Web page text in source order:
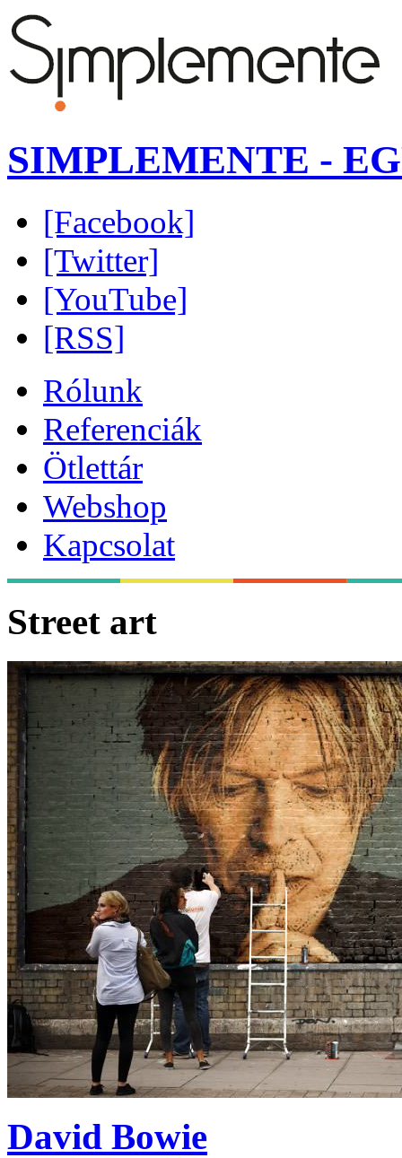
SIMPLEMENTE -
[Facebook]
[Twitter]
[YouTube]
[RSS]
Rólunk
Referenciák
Ötlettár
Webshop
Kapcsolat
Street art
David Bowie